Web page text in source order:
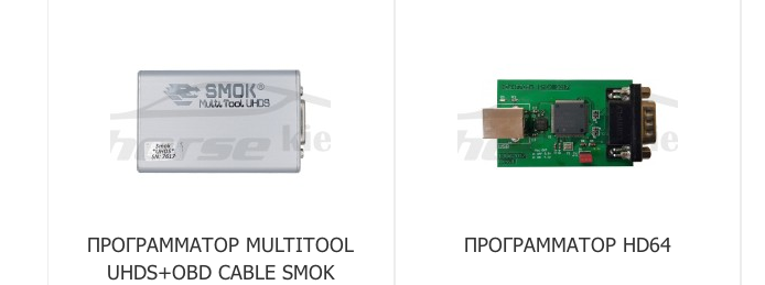
ПРОГРАММАТОР MULTITOOL
UHDS+OBD CABLE SMOK
ПРОГРАММАТОР HD64